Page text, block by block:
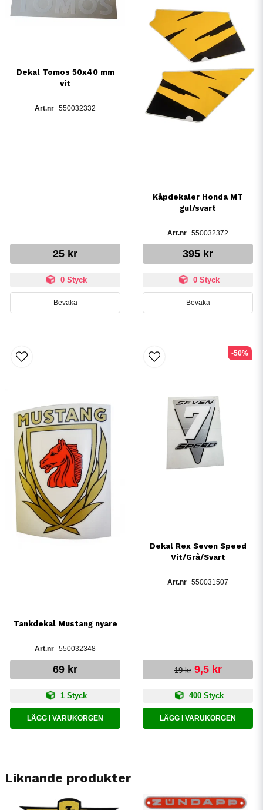
Dekal Tomos 50x40 mm
vit
550032332
25 kr
0 Styck
Bevaka
Kåpdekaler Honda MT
gul/svart
550032372
395 kr
0 Styck
Bevaka
Tankdekal Mustang nyare
550032348
69 kr
1 Styck
LÄGG I VARUKORGEN
Dekal Rex Seven Speed
Vit/Grå/Svart
550031507
19 kr 9,5 kr
400 Styck
LÄGG I VARUKORGEN
-50%
Liknande produkter